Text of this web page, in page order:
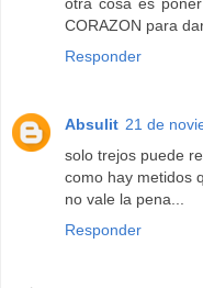
otra cosa es
CORAZON para
Responder
Absulit 21 de
solo trejos puede
como hay metidos
no vale la pena...
Responder